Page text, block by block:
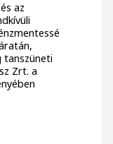
az
tanszüneti
Zrt. a